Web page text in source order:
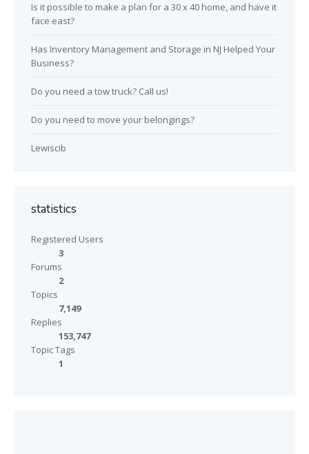
Is it possible to make a plan for a 30 x 40 home, and have it
face east?
Has Inventory Management and Storage in NJ Helped Your
Business?
Do you need a tow truck? Call us!
Do you need to move your belongings?
Lewiscib
statistics
Registered Users
3
Forums
2
Topics
7,149
Replies
153,747
Topic Tags
1